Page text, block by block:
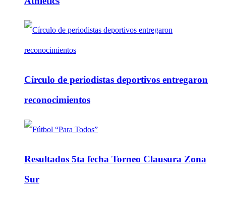
Círculo de periodistas deportivos entregaron
reconocimientos
Resultados 5ta fecha Torneo Clausura Zona
Sur